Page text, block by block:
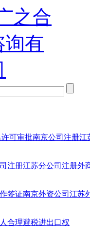
许可审批南京公司注册江
注册江苏分公司注册外
签证南京外资公司 江苏
合理避税进出口权